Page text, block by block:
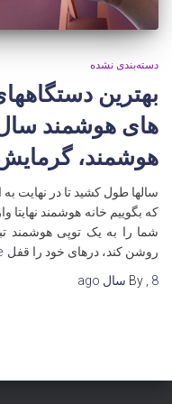
دسته‌بندی نشده
بهترین
هوشمند،
که بگوییم خانه هوشمند نهایتا
شما را به یک توپی هوشمند
روشن کند، درهای خود را قفل
By , 8 سال